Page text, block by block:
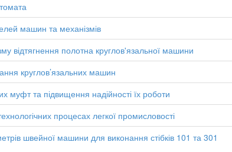
машин та механізмів
відтягнення полотна круглов'язальної машини
круглов’язальних машин
муфт та підвищення надійності їх роботи
процесах легкої промисловості
швейної машини для виконання стібків 101 та 301